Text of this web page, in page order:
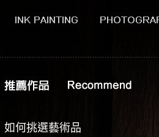
如何挑選藝術品